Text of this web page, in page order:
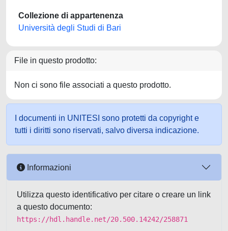
Collezione di appartenenza
Università degli Studi di Bari
File in questo prodotto:
Non ci sono file associati a questo prodotto.
I documenti in UNITESI sono protetti da copyright e
tutti i diritti sono riservati, salvo diversa indicazione.
Informazioni
Utilizza questo identificativo per citare o creare un link
a questo documento:
https://hdl.handle.net/20.500.14242/258871